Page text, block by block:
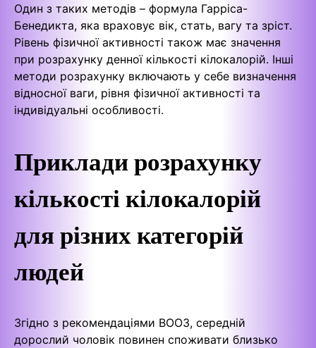
Один з таких методів – формула Гарріса-
Бенедикта, яка враховує вік, стать, вагу та зріст.
Рівень фізичної активності також має значення
при розрахунку денної кількості кілокалорій. Інші
методи розрахунку включають у себе визначення
відносної ваги, рівня фізичної активності та
індивідуальні особливості.
Приклади розрахунку
кількості кілокалорій
для різних категорій
людей
Згідно з рекомендаціями ВООЗ, середній
дорослий чоловік повинен споживати близько